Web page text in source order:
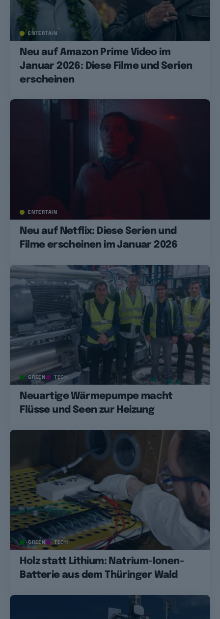
ENTERTAIN
Neu auf Amazon Prime Video im
Januar 2026: Diese Filme und Serien
erscheinen
ENTERTAIN
Neu auf Netflix: Diese Serien und
Filme erscheinen im Januar 2026
GREEN TECH
Neuartige Wärmepumpe macht
Flüsse und Seen zur Heizung
GREEN TECH
Holz statt Lithium: Natrium-Ionen-
Batterie aus dem Thüringer Wald